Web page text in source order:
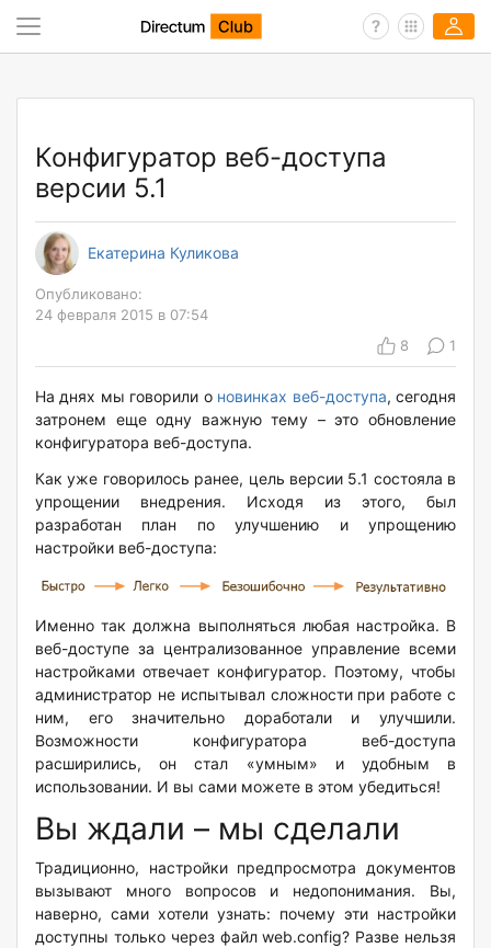
Конфигуратор веб-доступа
версии 5.1
Екатерина Куликова
Опубликовано:
24 февраля 2015 в 07:54
8
1
На днях мы говорили о новинках веб-доступа, сегодня
затронем еще одну важную тему – это обновление
конфигуратора веб-доступа.
Как уже говорилось ранее, цель версии 5.1 состояла в
упрощении внедрения. Исходя из этого, был
разработан план по улучшению и упрощению
настройки веб-доступа:
Именно так должна выполняться любая настройка. В
веб-доступе за централизованное управление всеми
настройками отвечает конфигуратор. Поэтому, чтобы
администратор не испытывал сложности при работе с
ним, его значительно доработали и улучшили.
Возможности конфигуратора веб-доступа
расширились, он стал «умным» и удобным в
использовании. И вы сами можете в этом убедиться!
Вы ждали – мы сделали
Традиционно, настройки предпросмотра документов
вызывают много вопросов и недопонимания. Вы,
наверно, сами хотели узнать: почему эти настройки
доступны только через файл web.config? Разве нельзя